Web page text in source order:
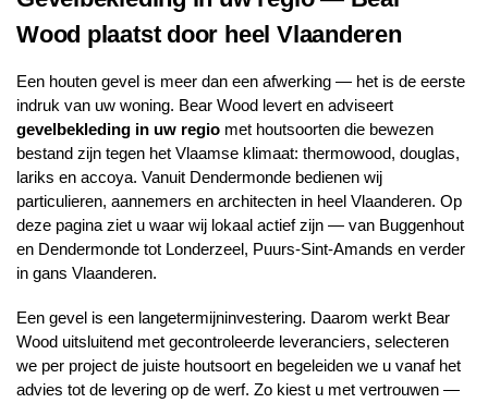
Wood plaatst door heel Vlaanderen
Een houten gevel is meer dan een afwerking — het is de eerste
indruk van uw woning. Bear Wood levert en adviseert
gevelbekleding in uw regio met houtsoorten die bewezen
bestand zijn tegen het Vlaamse klimaat: thermowood, douglas,
lariks en accoya. Vanuit Dendermonde bedienen wij
particulieren, aannemers en architecten in heel Vlaanderen. Op
deze pagina ziet u waar wij lokaal actief zijn — van Buggenhout
en Dendermonde tot Londerzeel, Puurs-Sint-Amands en verder
in gans Vlaanderen.
Een gevel is een langetermijninvestering. Daarom werkt Bear
Wood uitsluitend met gecontroleerde leveranciers, selecteren
we per project de juiste houtsoort en begeleiden we u vanaf het
advies tot de levering op de werf. Zo kiest u met vertrouwen —